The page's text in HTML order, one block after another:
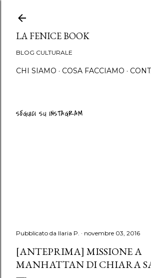
Passa
LA FENICE BOOK
BLOG CULTURALE
CHI SIAMO COSA FACCIAMO
SEGUICI SU INSTAGRAM
Pubblicato da Ilaria P. novembre 03, 2016
[ANTEPRIMA] MISSIONE A
MANHATTAN DI CHIARA